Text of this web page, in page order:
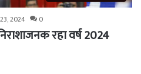
2024 0
रहा वर्ष 2024